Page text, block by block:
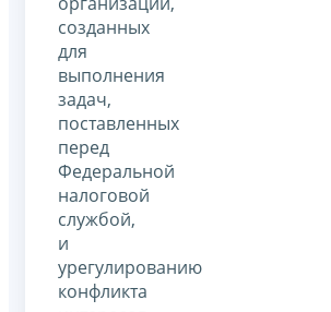
созданных
для
выполнения
задач,
поставленных
перед
Федеральной
налоговой
службой,
и
урегулированию
конфликта